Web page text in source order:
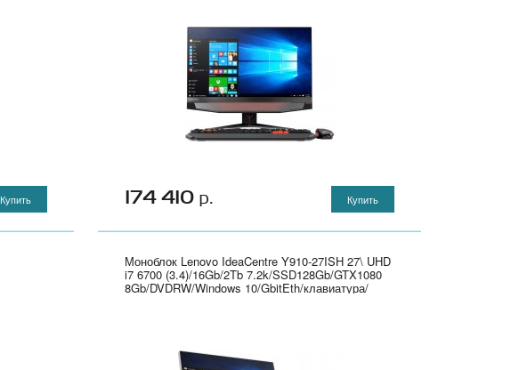
Купить 174 410р. Купить
Моноблок Lenovo IdeaCentre Y910-27ISH 27\ UHD
i7 6700 (3.4)/16Gb/2Tb 7.2k/SSD128Gb/GTX1080
8Gb/DVDRW/Windows 10/GbitEth/клавиатура/